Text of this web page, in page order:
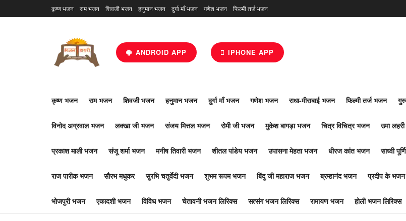
कृष्ण भजन राम भजन शिवजी भजन हनुमान भजन दुर्गा माँ भजन गणेश भजन फिल्मी तर्ज भजन
ANDROID APP IPHONE APP
कृष्ण भजन राम भजन शिवजी भजन हनुमान भजन दुर्गा माँ भजन गणेश भजन राधा-मीराबाई भजन फिल्मी तर्ज भजन
विनोद अग्रवाल भजन लक्खा जी भजन संजय मित्तल भजन रोमी जी भजन मुकेश बागड़ा भजन चित्र विचित्र भजन उमा
प्रकाश माली भजन संजू शर्मा भजन मनीष तिवारी भजन शीतल पांडेय भजन उपासना मेहता भजन धीरज कांत भजन साध्वी
राज पारीक भजन सौरभ मधुकर सुरभि चतुर्वेदी भजन शुभम रूपम भजन बिंदु जी महाराज भजन ब्रम्हानंद भजन प्रदीप के भजन
भोजपुरी भजन एकादशी भजन विविध भजन चेतावनी भजन लिरिक्स सत्संग भजन लिरिक्स रामायण भजन होली भजन लिरिक्स